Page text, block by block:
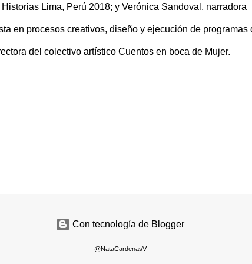
Lima, Perú 2018; y Verónica Sandoval, narradora
en procesos creativos, diseño y ejecución de programas
del colectivo artístico Cuentos en boca de Mujer.
Con tecnología de Blogger
@NataCardenasV